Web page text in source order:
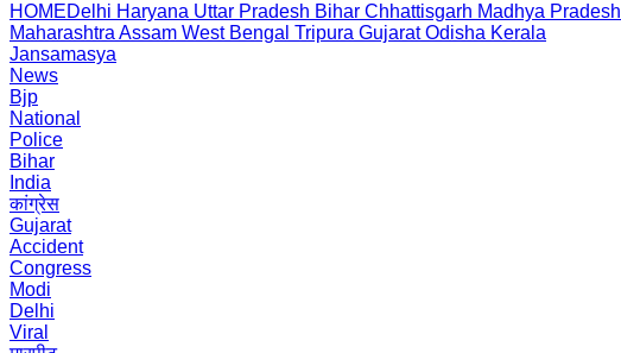
HOMEDelhi Haryana Uttar Pradesh Bihar Chhattisgarh Madhya Pradesh
Maharashtra Assam West Bengal Tripura Gujarat Odisha Kerala
Jansamasya
News
Bjp
National
Police
Bihar
India
कांग्रेस
Gujarat
Accident
Congress
Modi
Delhi
Viral